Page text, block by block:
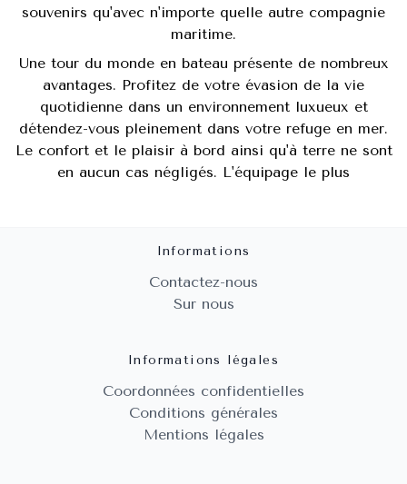
souvenirs qu'avec n'importe quelle autre compagnie
maritime.
Une tour du monde en bateau présente de nombreux
avantages. Profitez de votre évasion de la vie
quotidienne dans un environnement luxueux et
détendez-vous pleinement dans votre refuge en mer.
Le confort et le plaisir à bord ainsi qu'à terre ne sont
en aucun cas négligés. L'équipage le plus
Informations
Contactez-nous
Sur nous
Informations légales
Coordonnées confidentielles
Conditions générales
Mentions légales